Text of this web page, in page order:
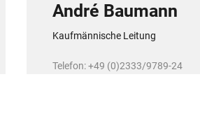
Kaufmännische Leitung
André Baumann
Telefon: +49 (0)2333/9789-24